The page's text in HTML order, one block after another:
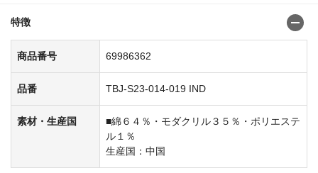
特徴
商品番号 69986362
品番 TBJ-S23-014-019 IND
素材・生産国
■綿６４％・モダクリル３５％・ポリエステ
ル１％
生産国：中国